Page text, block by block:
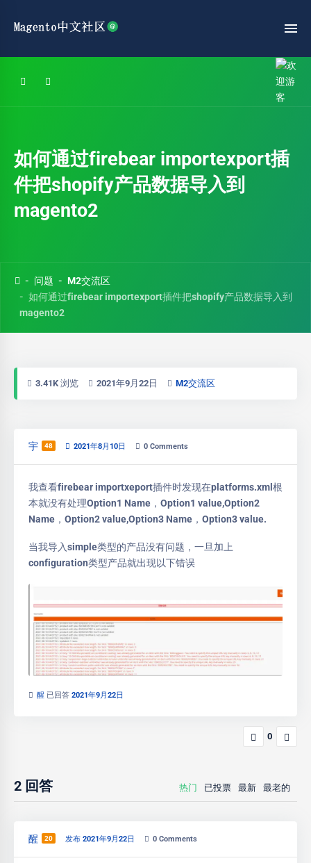
如何通过firebear importexport插
件把shopify产品数据导入到
magento2
问题
M2交流区
如何通过firebear importexport插件把shopify产品数据导入到
magento2
3.41K 浏览 2021年9月22日 M2交流区
宇 48 2021年8月10日 0 Comments
我查看firebear importxeport插件时发现在platforms.xml根
本就没有处理Option1 Name，Option1 value,Option2
Name，Option2 value,Option3 Name，Option3 value.
当我导入simple类型的产品没有问题，一旦加上
configuration类型产品就出现以下错误
醒 已回答 2021年9月22日
0
2 回答 热门 已投票 最新 最老的
醒 20 发布 2021年9月22日 0 Comments